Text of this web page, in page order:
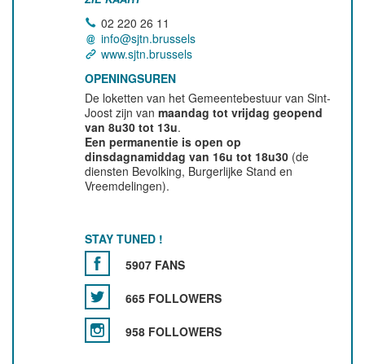
02 220 26 11
info@sjtn.brussels
www.sjtn.brussels
OPENINGSUREN
De loketten van het Gemeentebestuur van Sint-
Joost zijn vanmaandag tot vrijdag geopend
van 8u30 tot 13u.
Een permanentie is open op
dinsdagnamiddag van 16u tot 18u30 (de
diensten Bevolking, Burgerlijke Stand en
Vreemdelingen).
STAY TUNED !
5907 FANS
665 FOLLOWERS
958 FOLLOWERS